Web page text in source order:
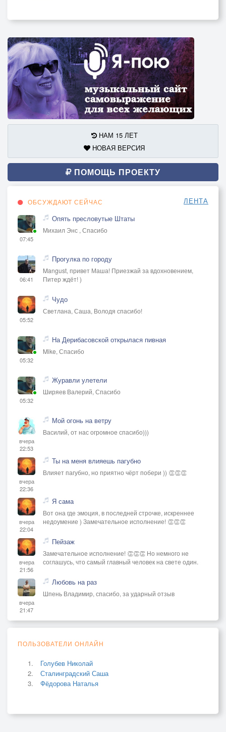
НАМ 15 ЛЕТ
НОВАЯ ВЕРСИЯ
ПОМОЩЬ ПРОЕКТУ
ОБСУЖДАЮТ СЕЙЧАС ЛЕНТА
07:45
Опять пресловутые Штаты
Михаил Энс , Спасибо
06:41
Прогулка по городу
Mangust, привет Маша! Приезжай за вдохновением,
Питер ждёт! )
05:52
Чудо
Светлана, Саша, Володя спасибо!
05:32
На Дерибасовской открылася пивная
Mike, Спасибо
05:32
Журавли улетели
Ширяев Валерий, Спасибо
вчера
22:53
Мой огонь на ветру
Василий, от нас огромное спасибо)))
вчера
22:36
Ты на меня влияешь пагубно
Влияет пагубно, но приятно чёрт побери )) 👏👏👏
вчера
22:04
Я сама
Вот она где эмоция, в последней строчке, искреннее
недоумение ) Замечательное исполнение! 👏👏👏
вчера
21:56
Пейзаж
Замечательное исполнение! 👏👏👏 Но немного не
соглашусь, что самый главный человек на свете один.
вчера
21:47
Любовь на раз
Шпень Владимир, спасибо, за ударный отзыв
ПОЛЬЗОВАТЕЛИ ОНЛАЙН
Голубев Николай
Сталинградский Саша
Фёдорова Наталья